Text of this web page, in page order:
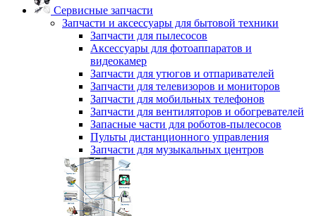
Сервисные запчасти
Запчасти и аксессуары для бытовой техники
Запчасти для пылесосов
Аксессуары для фотоаппаратов и
видеокамер
Запчасти для утюгов и отпаривателей
Запчасти для телевизоров и мониторов
Запчасти для мобильных телефонов
Запчасти для вентиляторов и обогревателей
Запасные части для роботов-пылесосов
Пульты дистанционного управления
Запчасти для музыкальных центров